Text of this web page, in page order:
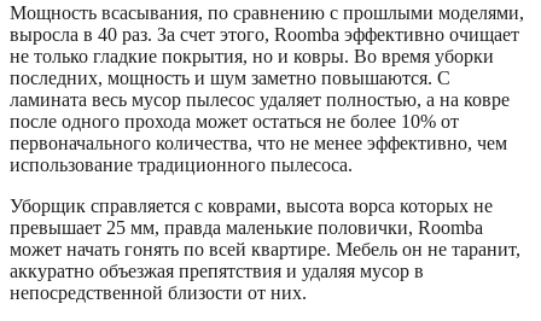
Мощность всасывания, по сравнению с прошлыми моделями,
выросла в 40 раз. За счет этого, Roomba эффективно очищает
не только гладкие покрытия, но и ковры. Во время уборки
последних, мощность и шум заметно повышаются. С
ламината весь мусор пылесос удаляет полностью, а на ковре
после одного прохода может остаться не более 10% от
первоначального количества, что не менее эффективно, чем
использование традиционного пылесоса.
Уборщик справляется с коврами, высота ворса которых не
превышает 25 мм, правда маленькие половички, Roomba
может начать гонять по всей квартире. Мебель он не таранит,
аккуратно объезжая препятствия и удаляя мусор в
непосредственной близости от них.